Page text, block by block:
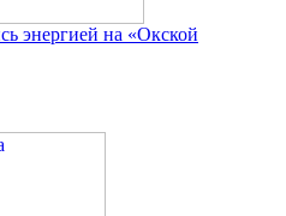
энергией на «Окской